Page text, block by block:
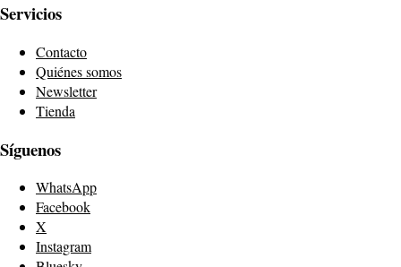
Servicios
Contacto
Quiénes somos
Newsletter
Tienda
Síguenos
WhatsApp
Facebook
X
Instagram